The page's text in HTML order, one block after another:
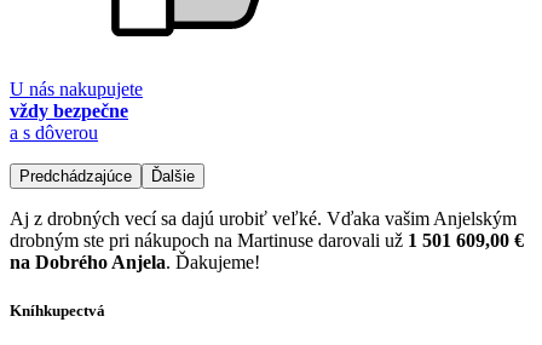
U nás nakupujete
vždy bezpečne
a s dôverou
Predchádzajúce Ďalšie
Aj z drobných vecí sa dajú urobiť veľké. Vďaka vašim Anjelským
drobným ste pri nákupoch na Martinuse darovali už 1 501 609,00 €
na Dobrého Anjela. Ďakujeme!
Kníhkupectvá